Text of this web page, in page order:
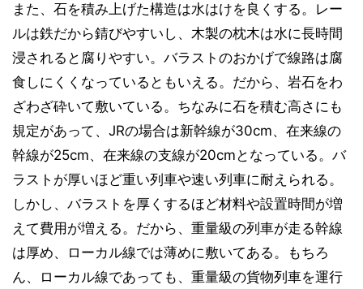
また、石を積み上げた構造は水はけを良くする。レー
ルは鉄だから錆びやすいし、木製の枕木は水に長時間
浸されると腐りやすい。バラストのおかげで線路は腐
食しにくくなっているともいえる。だから、岩石をわ
ざわざ砕いて敷いている。ちなみに石を積む高さにも
規定があって、JRの場合は新幹線が30cm、在来線の
幹線が25cm、在来線の支線が20cmとなっている。バ
ラストが厚いほど重い列車や速い列車に耐えられる。
しかし、バラストを厚くするほど材料や設置時間が増
えて費用が増える。だから、重量級の列車が走る幹線
は厚め、ローカル線では薄めに敷いてある。もちろ
ん、ローカル線であっても、重量級の貨物列車を運行